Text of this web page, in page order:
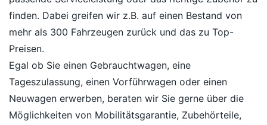
finden. Dabei greifen wir z.B. auf einen Bestand von
mehr als 300 Fahrzeugen zurück und das zu Top-
Preisen.
Egal ob Sie einen Gebrauchtwagen, eine
Tageszulassung, einen Vorführwagen oder einen
Neuwagen erwerben, beraten wir Sie gerne über die
Möglichkeiten von Mobilitätsgarantie, Zubehörteile,